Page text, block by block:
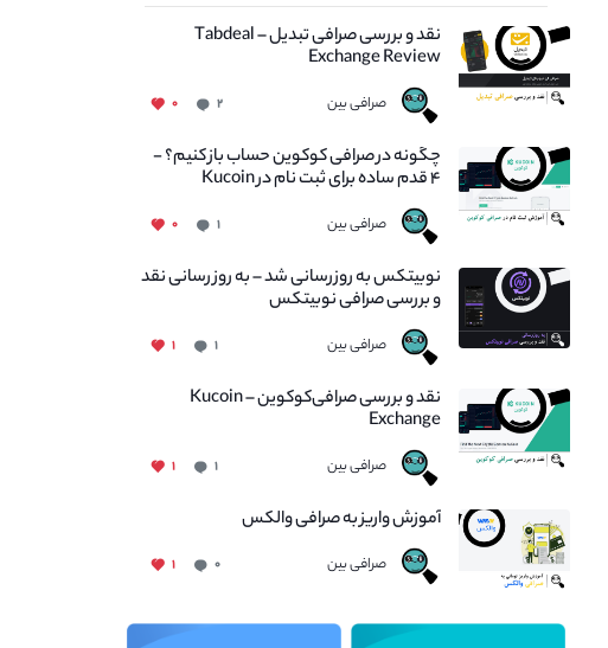
نقد و بررسی صرافی تبدیل – Tabdeal
Exchange Review
صرافی بین ۲ ۰
چگونه در صرافی کوکوین حساب باز کنیم؟ -
۴ قدم ساده برای ثبت نام در Kucoin
صرافی بین ۱ ۰
نوبیتکس به روزرسانی شد – به روز رسانی نقد
و بررسی صرافی نوبیتکس
صرافی بین ۱ ۱
نقد و بررسی صرافی‌کوکوین – Kucoin
Exchange
صرافی بین ۱ ۱
آموزش واریز به صرافی والکس
صرافی بین ۰ ۱